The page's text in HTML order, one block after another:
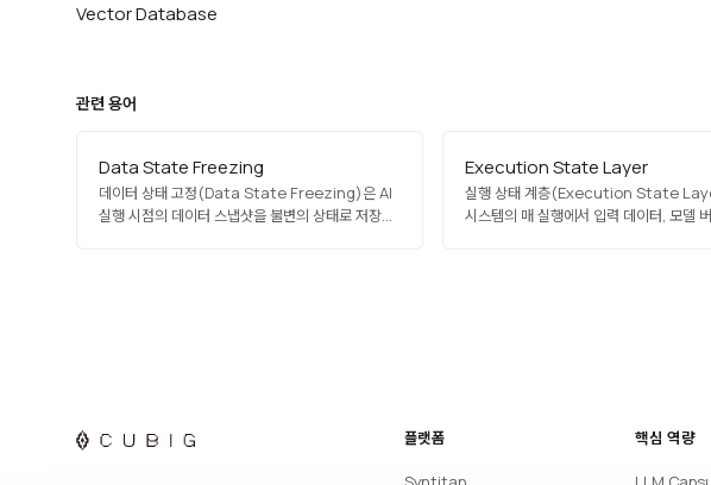
Vector Database
관련 용어
Data State Freezing
데이터 상태 고정(Data State Freezing)은 AI
실행 시점의 데이터 스냅샷을 불변의 상태로 저장해
Execution State Layer
실행 상태 계층(Execution State
시스템의 매 실행에서 입력 데이터, 모델 버
플랫폼 핵심 역량